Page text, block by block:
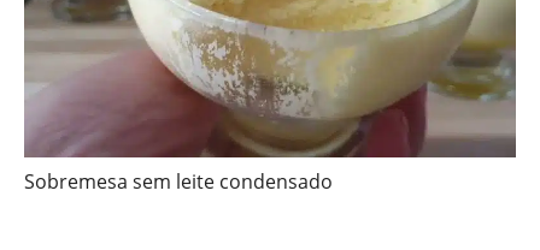
Sobremesa sem leite condensado